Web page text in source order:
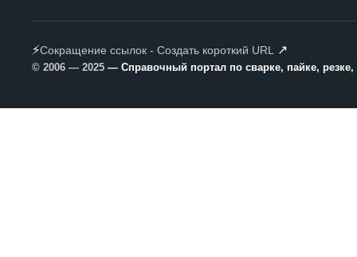
⚡Сокращение ссылок - Создать короткий URL ↗
© 2006 — 2025 — Справочный портал по сварке, пайке,